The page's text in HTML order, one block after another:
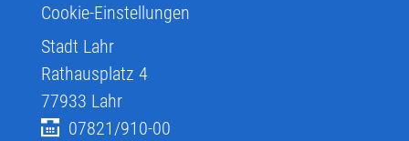
Cookie-Einstellungen
Stadt Lahr
Rathausplatz 4
77933 Lahr
07821/910-00